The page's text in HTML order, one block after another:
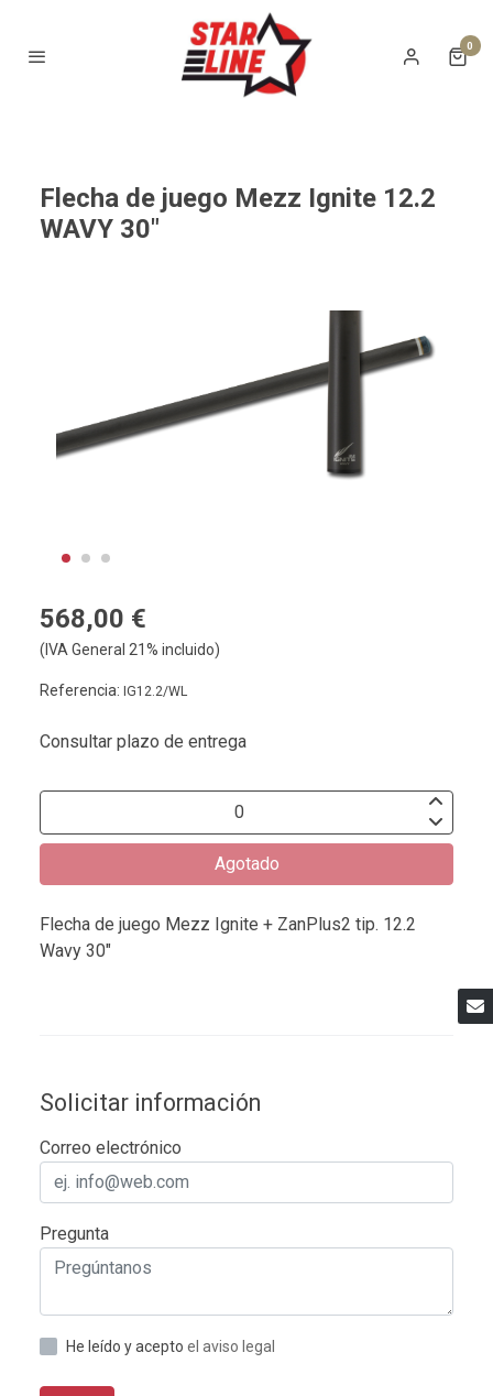
0
Flecha de juego Mezz Ignite 12.2
WAVY 30"
568,00 €
(IVA General 21% incluido)
Referencia: IG12.2/WL
Consultar plazo de entrega
Agotado
Flecha de juego Mezz Ignite + ZanPlus2 tip. 12.2
Wavy 30"
Solicitar información
Correo electrónico
Pregunta
He leído y acepto el aviso legal